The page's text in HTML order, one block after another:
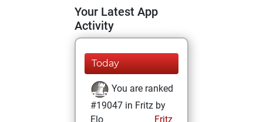
Your Latest App
Activity
Today
You are ranked
#19047 in Fritz by
Elo
Fritz